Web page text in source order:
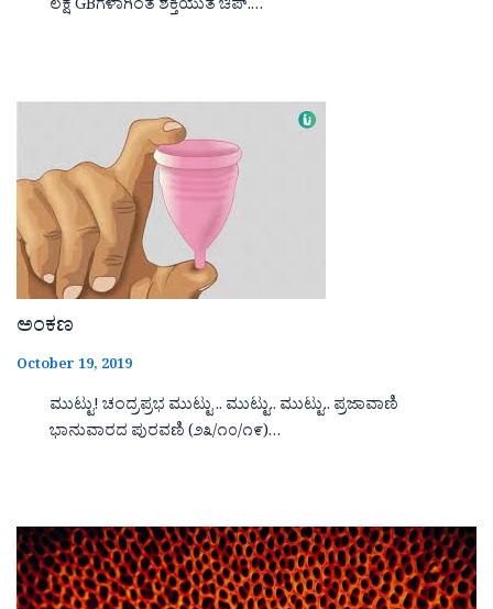
ಲಕ್ಷ GBಗಳಾಗಿಂತ ಶಕ್ತಿಯುತ ಚಿಪ್.…
ಅಂಕಣ
October 19, 2019
ಮುಟ್ಟು! ಚಂದ್ರಪ್ರಭ ಮುಟ್ಟು .. ಮುಟ್ಟು.. ಮುಟ್ಟು.. ಪ್ರಜಾವಾಣಿ
ಭಾನುವಾರದ ಪುರವಣಿ (೨೩/೧೦/೧೯)…